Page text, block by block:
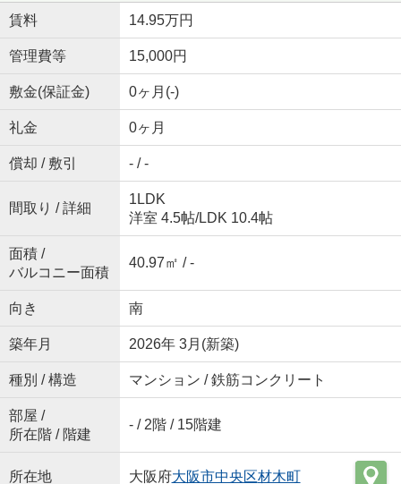
賃料 14.95万円
管理費等 15,000円
敷金(保証金) 0ヶ月(-)
礼金 0ヶ月
償却 / 敷引 - / -
間取り / 詳細
1LDK
洋室 4.5帖/LDK 10.4帖
面積 /
バルコニー面積
40.97㎡ / -
向き 南
築年月 2026年 3月(新築)
種別 / 構造 マンション / 鉄筋コンクリート
部屋 /
所在階 / 階建
- / 2階 / 15階建
所在地 大阪府大阪市中央区材木町